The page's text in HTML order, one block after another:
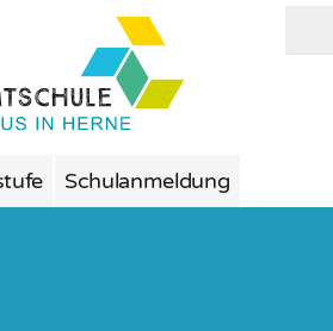
Schulanmeldung